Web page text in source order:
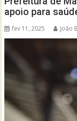
apoio para
fev 11, 2025 João